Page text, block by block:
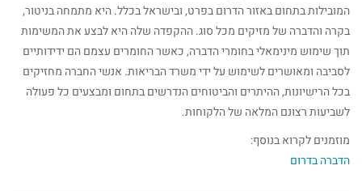
המובילות בתחום באזור הדרום בפרט, ובישראל בכלל. היא מתמחה בניטור,
בקרה והדברה של מזיקים מכל סוג. ההקפדה שלה היא לבצע את המשימות
תוך שימוש מינימאלי בחומרי הדברה, כאשר החומרים עצמם הם ידידותיים
לסביבה ומאושרים לשימוש על ידי משרד הבריאות. אנשי החברה מחזיקים
בכל הרישיונות, ההיתרים והביטוחים הנדרשים בתחום ומבצעים כל פעולה
לשביעות רצונם המלאה של הלקוחות.
מוזמנים לקרוא בנוסף:
הדברה בדרום